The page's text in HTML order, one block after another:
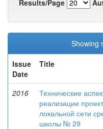
Results/Page
Showing
Issue
Date
Title
2016
Технические
реализации
локальной сети
школы № 29